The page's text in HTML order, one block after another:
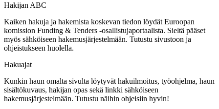
Hakijan ABC
Kaiken hakuja ja hakemista koskevan tiedon löydät Euroopan
komission Funding & Tenders -osallistujaportaalista. Sieltä pääset
myös sähköiseen hakemusjärjestelmään. Tutustu sivustoon ja
ohjeistukseen huolella.
Hakuajat
Kunkin haun omalta sivulta löytyvät hakuilmoitus, työohjelma, haun
sisältökuvaus, hakijan opas sekä linkki sähköiseen
hakemusjärjestelmään. Tutustu näihin ohjeisiin hyvin!